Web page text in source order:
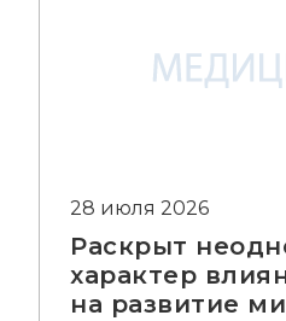
28 июля 2026
Раскрыт
характер
на развитие